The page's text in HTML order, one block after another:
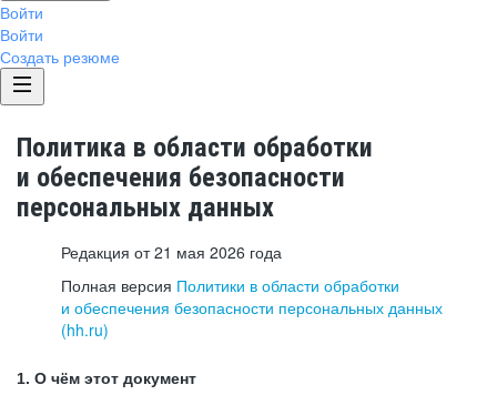
Войти
Войти
Создать резюме
Политика в области обработки
и обеспечения безопасности
персональных данных
Редакция от 21 мая 2026 года
Полная версия Политики в области обработки
и обеспечения безопасности персональных данных
(hh.ru)
1. О чём этот документ